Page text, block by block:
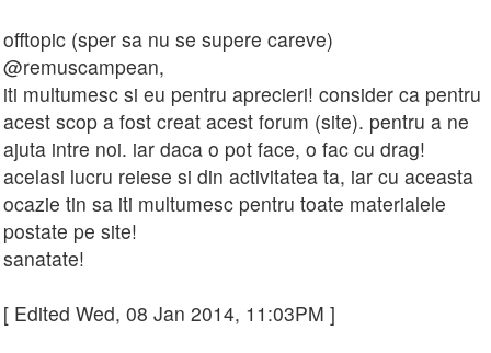
offtopic (sper sa nu se supere careve)
@remuscampean,
iti multumesc si eu pentru aprecieri! consider ca pentru
acest scop a fost creat acest forum (site). pentru a ne
ajuta intre noi. iar daca o pot face, o fac cu drag!
acelasi lucru reiese si din activitatea ta, iar cu aceasta
ocazie tin sa iti multumesc pentru toate materialele
postate pe site!
sanatate!
[ Edited Wed, 08 Jan 2014, 11:03PM ]